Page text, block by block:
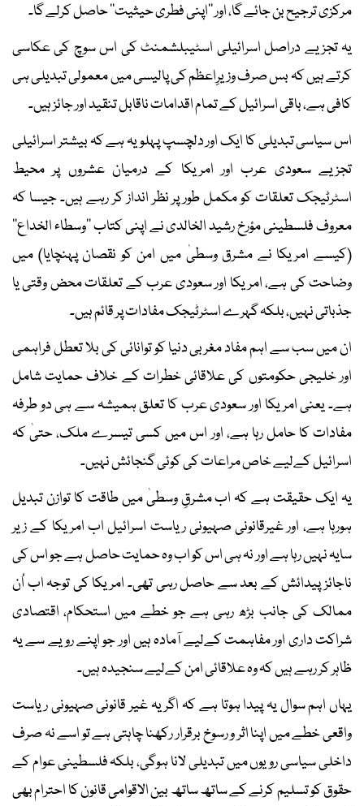
مرکزی ترجیح بن جائے گا، اور ’’اپنی فطری حیثیت‘‘ حاصل کرلے گا۔
یہ تجزیے دراصل اسرائیلی اسٹیبلشمنٹ کی اس سوچ کی عکاسی
کرتے ہیں کہ بس صرف وزیرِاعظم کی پالیسی میں معمولی تبدیلی ہی
کافی ہے، باقی اسرائیل کے تمام اقدامات ناقابل تنقید اور جائز ہیں۔
اس سیاسی تبدیلی کا ایک اور دلچسپ پہلو یہ ہے کہ بیشتر اسرائیلی
تجزیے سعودی عرب اور امریکا کے درمیان عشروں پر محیط
اسٹرٹیجک تعلقات کو مکمل طور پر نظر انداز کر رہے ہیں۔ جیسا کہ
معروف فلسطینی مؤرخ رشید الخالدی نے اپنی کتاب ’’وسطاء الخداع‘‘
(کیسے امریکا نے مشرق وسطیٰ میں امن کو نقصان پہنچایا) میں
وضاحت کی ہے، امریکا اور سعودی عرب کے تعلقات محض وقتی یا
جذباتی نہیں، بلکہ گہرے اسٹرٹیجک مفادات پر قائم ہیں۔
ان میں سب سے اہم مفاد مغربی دنیا کو توانائی کی بلا تعطل فراہمی
اور خلیجی حکومتوں کی علاقائی خطرات کے خلاف حمایت شامل
ہے۔ یعنی امریکا اور سعودی عرب کا تعلق ہمیشہ سے ہی دو طرفہ
مفادات کا حامل رہا ہے، اور اس میں کسی تیسرے ملک، حتیٰ کہ
اسرائیل کےلیے خاص مراعات کی کوئی گنجائش نہیں۔
یہ ایک حقیقت ہے کہ اب مشرقِ وسطیٰ میں طاقت کا توازن تبدیل
ہورہا ہے، اور غیرقانونی صہیونی ریاست اسرائیل اب امریکا کے زیر
سایہ نہیں رہا ہے اور نہ ہی اس کو اب وہ حمایت حاصل ہے جو اس کی
ناجائز پیدائش کے بعد سے حاصل رہی تھی۔ امریکا کی توجہ اب اُن
ممالک کی جانب بڑھ رہی ہے جو خطے میں استحکام، اقتصادی
شراکت داری اور مفاہمت کےلیے آمادہ ہیں اور جو اپنے رویے سے یہ
ظاہر کر رہے ہیں کہ وہ علاقائی امن کےلیے سنجیدہ ہیں۔
یہاں اہم سوال یہ پیدا ہوتا ہے کہ اگر یہ غیر قانونی صہیونی ریاست
واقعی خطے میں اپنا اثر و رسوخ برقرار رکھنا چاہتی ہے تو اسے نہ صرف
داخلی سیاسی رویوں میں تبدیلی لانا ہوگی، بلکہ فلسطینی عوام کے
حقوق کو تسلیم کرنے کے ساتھ ساتھ بین الاقوامی قانون کا احترام بھی